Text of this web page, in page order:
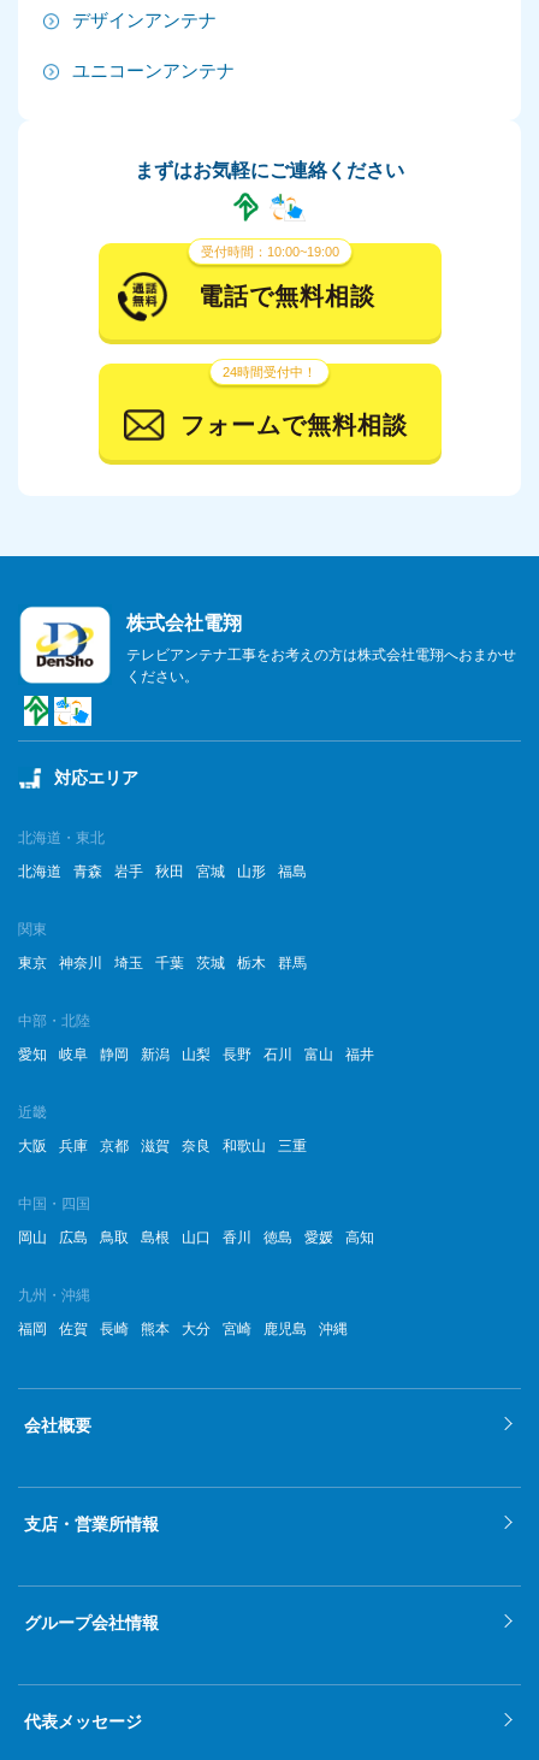
2024年6月
2024年5月
2024年3月
2024年1月
2023年12月
2023年11月
2023年10月
2023年6月
2023年5月
2023年3月
2023年2月
2022年8月
2022年6月
2022年5月
2022年4月
2022年3月
2022年1月
デザインアンテナ
ユニコーンアンテナ
まずはお気軽にご連絡ください
受付時間：10:00~19:00
電話で無料相談
24時間受付中！
フォームで無料相談
株式会社電翔
テレビアンテナ工事をお考えの方は株式会社電翔へおまかせ
ください。
対応エリア
北海道・東北
北海道
青森 岩手 秋田 宮城 山形 福島
関東
東京
神奈川 埼玉 千葉 茨城 栃木 群馬
中部・北陸
愛知
岐阜 静岡 新潟 山梨 長野 石川 富山 福井
近畿
大阪
兵庫 京都 滋賀 奈良 和歌山 三重
中国・四国
岡山
広島 鳥取 島根 山口 香川 徳島 愛媛 高知
九州・沖縄
福岡
佐賀 長崎 熊本 大分 宮崎 鹿児島 沖縄
会社概要
支店・営業所情報
グループ会社情報
代表メッセージ